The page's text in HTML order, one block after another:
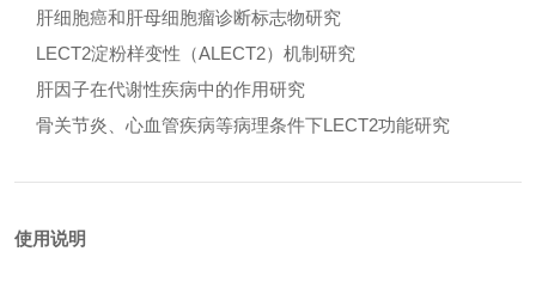
肝细胞癌和肝母细胞瘤诊断标志物研究
LECT2淀粉样变性（ALECT2）机制研究
肝因子在代谢性疾病中的作用研究
骨关节炎、心血管疾病等病理条件下LECT2功能研究
使用说明